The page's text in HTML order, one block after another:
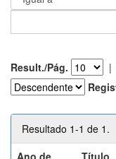
Result./Pág. |
Resultado 1-1 de 1.
Ano de
Título